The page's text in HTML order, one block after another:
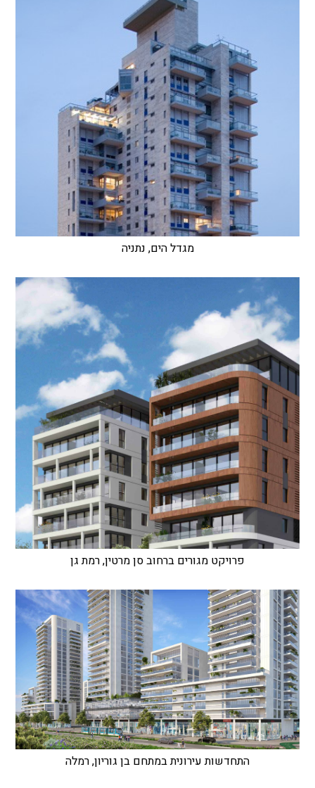
מגדל הים, נתניה
פרויקט מגורים ברחוב סן מרטין, רמת גן
התחדשות עירונית במתחם בן גוריון, רמלה